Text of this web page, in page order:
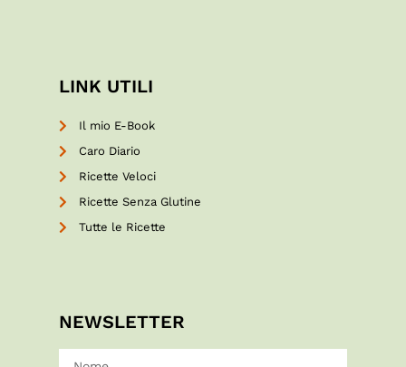
LINK UTILI
Il mio E-Book
Caro Diario
Ricette Veloci
Ricette Senza Glutine
Tutte le Ricette
NEWSLETTER